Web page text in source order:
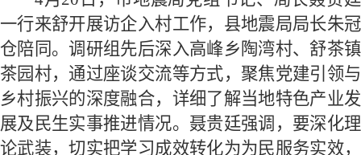
一行来舒开展访企入村工作，县地震局局长朱冠
仓陪同。调研组先后深入高峰乡陶湾村、舒茶镇
茶园村，通过座谈交流等方式，聚焦党建引领与
乡村振兴的深度融合，详细了解当地特色产业发
展及民生实事推进情况。聂贵廷强调，要深化理
论武装，切实把学习成效转化为为民服务实效，